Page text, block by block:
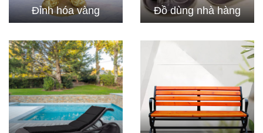
Đỉnh hóa vàng Đồ dùng nhà hàng